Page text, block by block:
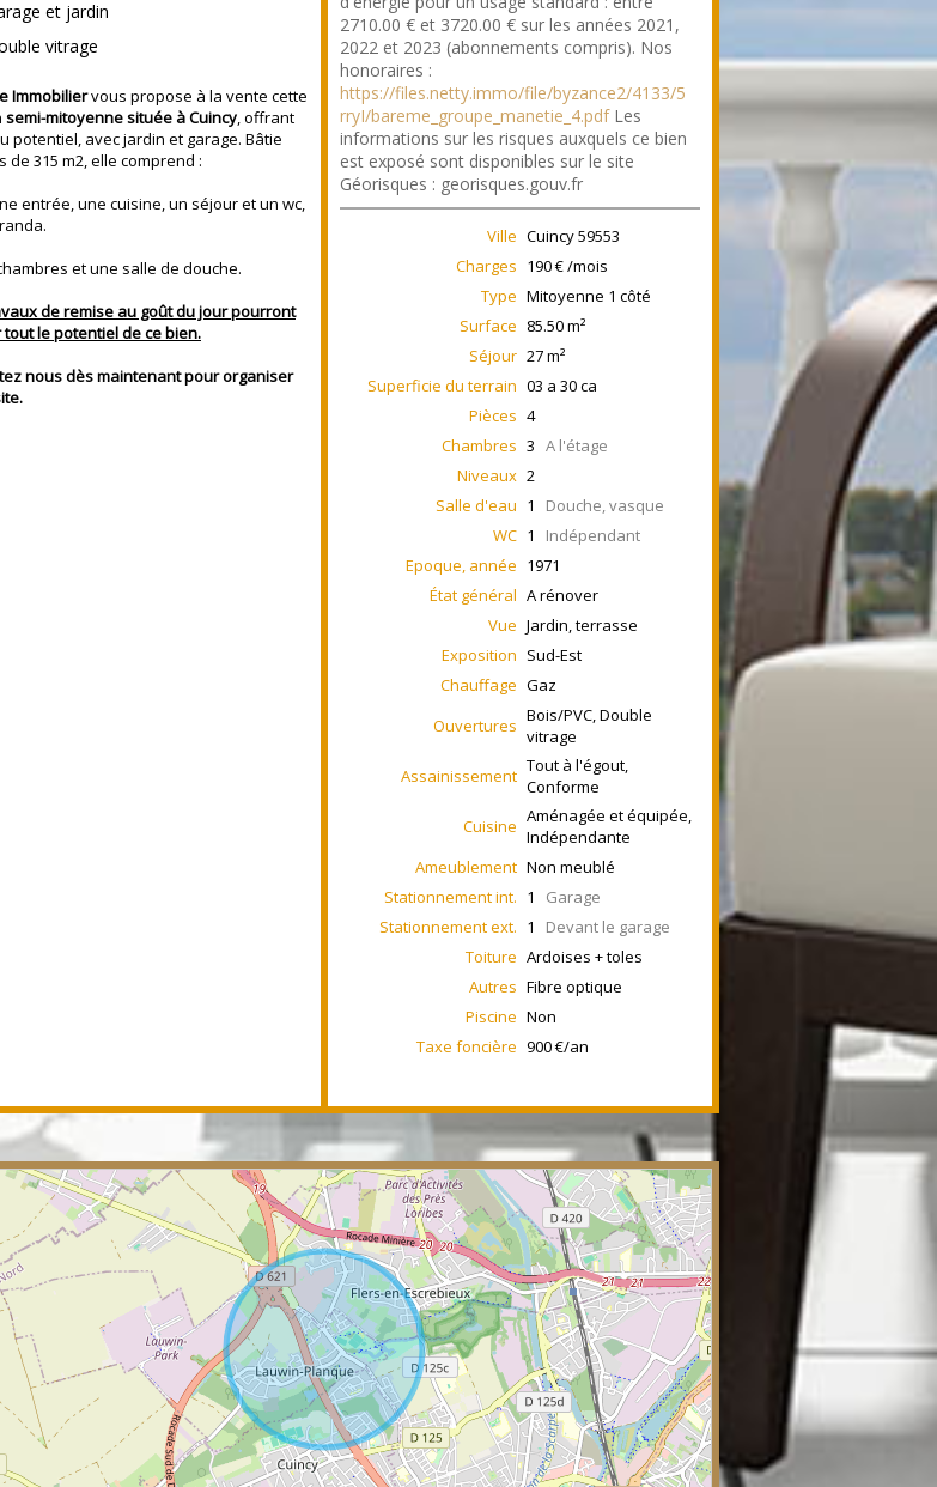
et jardin
vitrage
Immobiliervous propose à la vente cette
semi-mitoyenne située à Cuincy, offrant
potentiel, avec jardin et garage. Bâtie
de 315 m2, elle comprend :
entrée, une cuisine, un séjour et un wc,
et une salle de douche.
de remise au goût du jour pourront
le potentiel de ce bien.
nous dès maintenant pour organiser
2710.00 € et 3720.00 € sur les années 2021,
2022 et 2023 (abonnements compris). Nos
honoraires :
https://files.netty.immo/file/byzance2/4133/5
rryI/bareme_groupe_manetie_4.pdfLes
informations sur les risques auxquels ce bien
est exposé sont disponibles sur le site
Géorisques : georisques.gouv.fr
Ville Cuincy59553
Charges 190 € /mois
Type Mitoyenne 1 côté
Surface 85.50m²
Séjour 27m²
Superficie du terrain 03 a 30 ca
Pièces 4
Chambres 3 A l'étage
Niveaux 2
Salle d'eau 1 Douche, vasque
WC 1 Indépendant
Epoque, année 1971
État général A rénover
Vue Jardin, terrasse
Exposition Sud-Est
Chauffage Gaz
Ouvertures Bois/PVC, Double
vitrage
Assainissement Tout à l'égout,
Conforme
Cuisine Aménagée et équipée,
Indépendante
Ameublement Non meublé
Stationnement int. 1 Garage
Stationnement ext. 1 Devant le garage
Toiture Ardoises + toles
Autres Fibre optique
Piscine Non
Taxe foncière 900 €/an